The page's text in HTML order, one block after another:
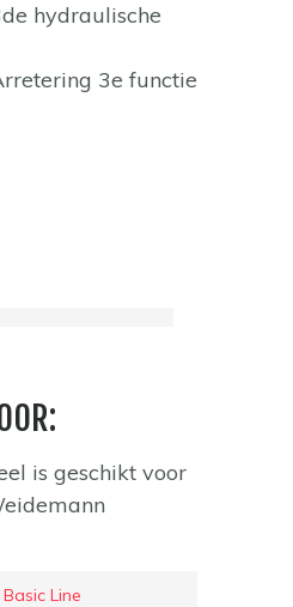
hydraulische
3e functie
is geschikt voor
Line